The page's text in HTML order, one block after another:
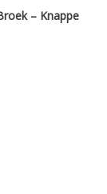
– Knappe